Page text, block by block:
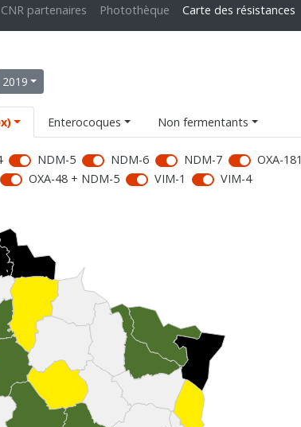
CNR partenaires Photothèque Carte des résistances
2019
Enterocoques Non fermentants
NDM-5 NDM-6 NDM-7 OXA-181
OXA-48 + NDM-5 VIM-1 VIM-4